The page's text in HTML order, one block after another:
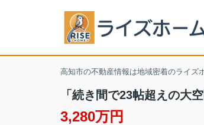
高知市の不動産情報は地域密着のライズ
「続き間で23帖超えの大
3,280万円